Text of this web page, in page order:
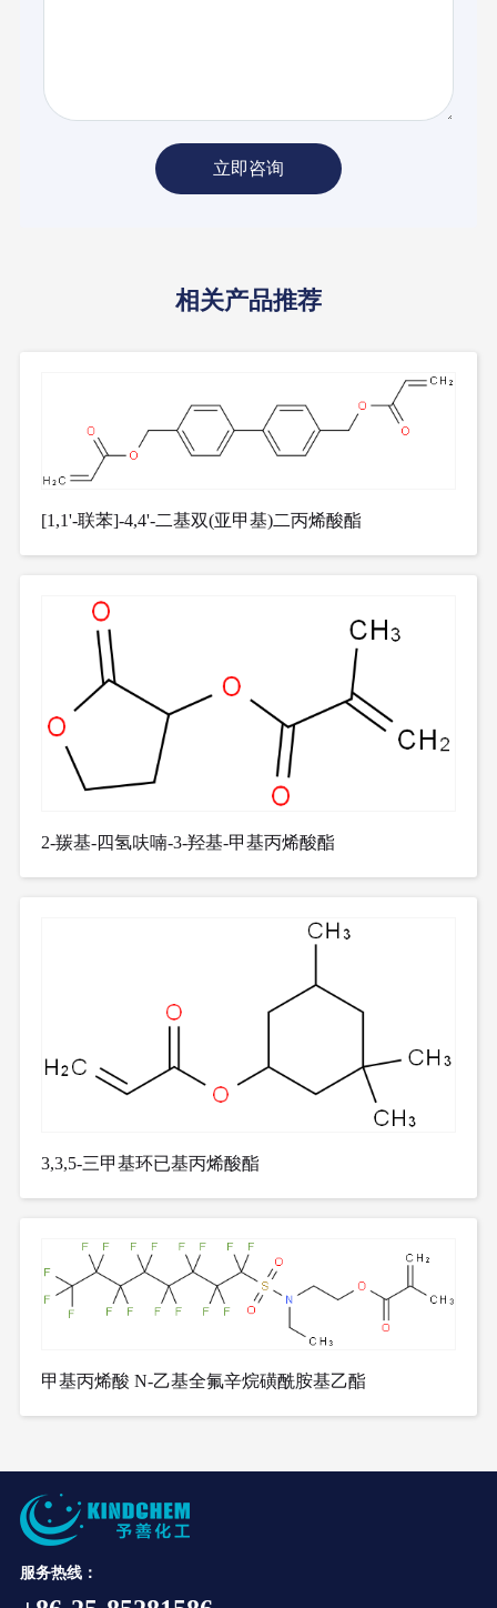
立即咨询
相关产品推荐
[1,1'-联苯]-4,4'-二基双(亚甲基)二丙烯酸酯
2-羰基-四氢呋喃-3-羟基-甲基丙烯酸酯
3,3,5-三甲基环已基丙烯酸酯
甲基丙烯酸 N-乙基全氟辛烷磺酰胺基乙酯
服务热线：